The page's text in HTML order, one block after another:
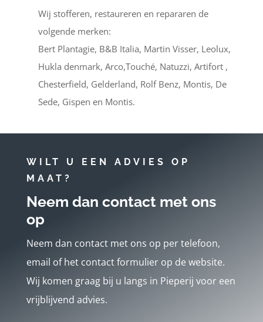
Wij stofferen, restaureren en repararen de
volgende merken:
Bert Plantagie, B&B Italia, Martin Visser, Leolux,
Hukla denmark, Arco,Touché, Natuzzi, Artifort ,
Chesterfield, Gelderland, Rolf Benz, Montis, De
Sede, Gispen en Montis.
WILT U EEN ADVIES OP
MAAT?
Neem dan contact met ons
op
Neem dan contact met ons op per telefoon,
email of het contact formulier op de website.
Wij komen graag bij u langs in Pieperij voor een
vrijblijvend advies.